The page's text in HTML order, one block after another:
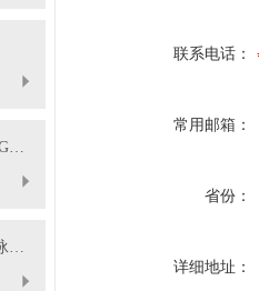
辣根过氧化物酶标记的兔抗狗IgG（H+L）的来源
基质金属蛋白酶MMP2/9明胶电泳试剂盒操作步骤
联系电话：
常用邮箱：
省份：
详细地址：